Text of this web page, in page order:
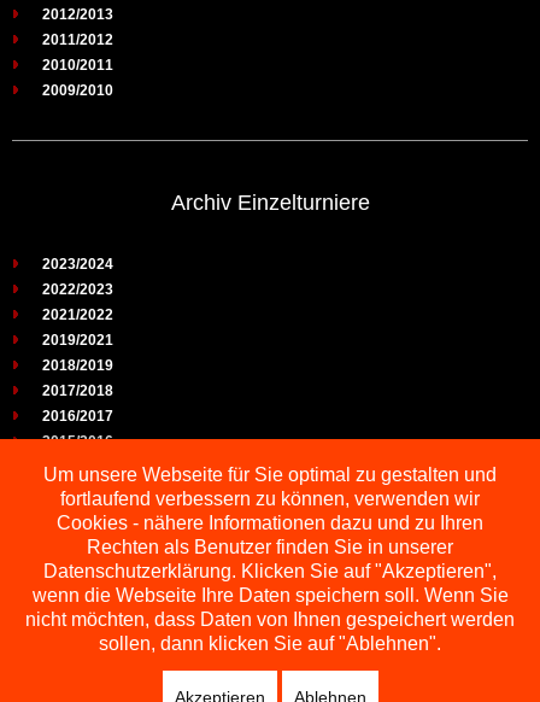
2012/2013
2011/2012
2010/2011
2009/2010
Archiv Einzelturniere
2023/2024
2022/2023
2021/2022
2019/2021
2018/2019
2017/2018
2016/2017
2015/2016
2014/2015
2013/2014
2012/2013
2011/2012
2010/2011
2009/2010
Um unsere Webseite für Sie optimal zu gestalten und
fortlaufend verbessern zu können, verwenden wir
Cookies - nähere Informationen dazu und zu Ihren
Rechten als Benutzer finden Sie in unserer
Datenschutzerklärung. Klicken Sie auf "Akzeptieren",
wenn die Webseite Ihre Daten speichern soll. Wenn Sie
nicht möchten, dass Daten von Ihnen gespeichert werden
sollen, dann klicken Sie auf "Ablehnen".
Akzeptieren Ablehnen